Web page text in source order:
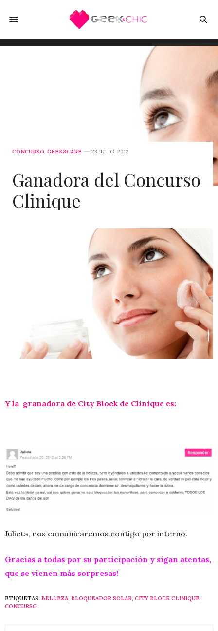
CONCURSO, GEEK&CARE 23 JULIO, 2012
Ganadora del Concurso
Clinique
Y la granadora de City Block de Clinique es:
Julieta, nos comunicaremos contigo por interno.
Gracias a todas por su participación y sigan atentas,
que se vienen más sorpresas!
ETIQUETAS: BELLEZA, BLOQUEADOR SOLAR, CITY BLOCK CLINIQUE,
CONCURSO